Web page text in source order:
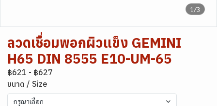
1/3
ลวดเชื่อมพอกผิวแข็ง GEMINI
H65 DIN 8555 E10-UM-65
฿621 - ฿627
ขนาด / Size
กรุณาเลือก